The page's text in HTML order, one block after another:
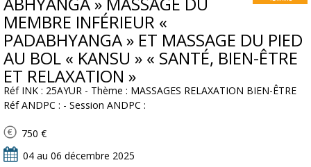
MEMBRE INFÉRIEUR «
PADABHYANGA » ET MASSAGE DU PIED
AU BOL « KANSU » « SANTÉ, BIEN-ÊTRE
ET RELAXATION »
Réf INK : 25AYUR - Thème : MASSAGES RELAXATION BIEN-ÊTRE
Réf ANDPC : - Session ANDPC :
750 €
04 au 06 décembre 2025